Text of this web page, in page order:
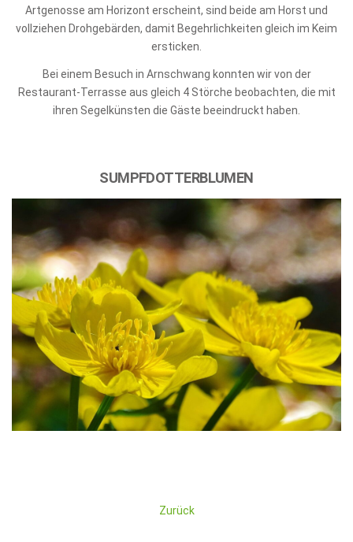
Artgenosse am Horizont erscheint, sind beide am Horst und
vollziehen Drohgebärden, damit Begehrlichkeiten gleich im Keim
ersticken.
Bei einem Besuch in Arnschwang konnten wir von der
Restaurant-Terrasse aus gleich 4 Störche beobachten, die mit
ihren Segelkünsten die Gäste beeindruckt haben.
SUMPFDOTTERBLUMEN
Zurück